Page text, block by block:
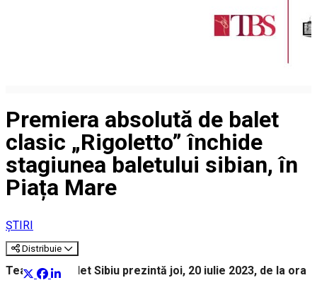
Premiera absolută de balet
clasic „Rigoletto” închide
stagiunea baletului sibian, în
Piața Mare
ȘTIRI
Distribuie
Teatrul de Balet Sibiu prezintă joi, 20 iulie 2023, de la ora